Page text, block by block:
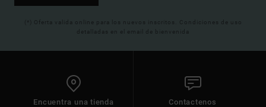
(*) Oferta valida online para los nuevos inscritos. Condiciones de uso
detalladas en el email de bienvenida
Encuentra una tienda Contactenos